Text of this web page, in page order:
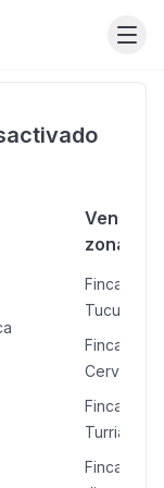
Venta
zonas
Fincas en
Tucurrique
Fincas en
Cervantes
Fincas en
Turrialba
Fincas en